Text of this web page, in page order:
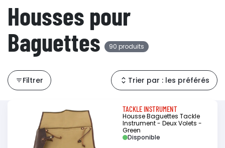
Housses pour
Baguettes
90 produits
Filtrer Trier par : les préférés
TACKLE INSTRUMENT
Housse Baguettes Tackle
Instrument - Deux Volets -
Green
Disponible